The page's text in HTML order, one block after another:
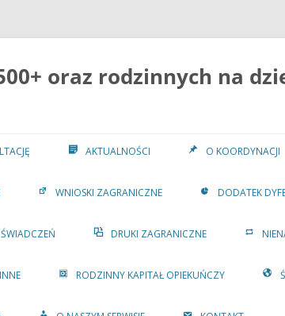
oraz rodzinnych na
AKTUALNOŚCI O KOORDYNACJI
WNIOSKI ZAGRANICZNE DODATEK
DRUKI ZAGRANICZNE
RODZINNY KAPITAŁ OPIEKUŃCZY